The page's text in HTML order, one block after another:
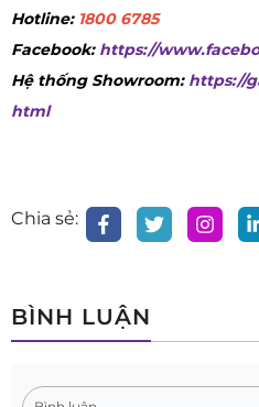
Hotline: 1800 6785
Facebook: https://
Hệ thống Showroom: https://
html
Chia sẻ:
BÌNH LUẬN